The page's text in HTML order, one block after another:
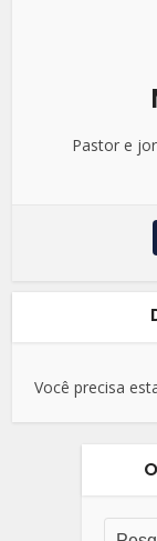
Pastor e
Você precisa